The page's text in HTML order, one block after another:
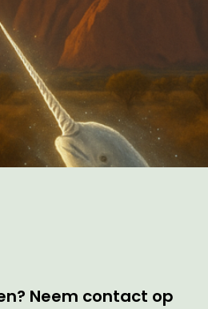
Neem contact op